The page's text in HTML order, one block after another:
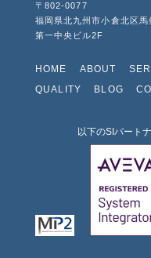
〒802-0077
福岡県北九州市小倉北区
第一中央ビル2F
HOME ABOUT
QUALITY
BLOG
以下のSIパート